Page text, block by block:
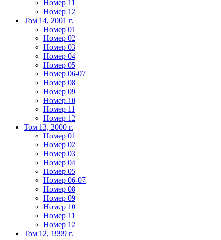
Номер 11
Номер 12
Том 14, 2001 г.
Номер 01
Номер 02
Номер 03
Номер 04
Номер 05
Номер 06-07
Номер 08
Номер 09
Номер 10
Номер 11
Номер 12
Том 13, 2000 г.
Номер 01
Номер 02
Номер 03
Номер 04
Номер 05
Номер 06-07
Номер 08
Номер 09
Номер 10
Номер 11
Номер 12
Том 12, 1999 г.